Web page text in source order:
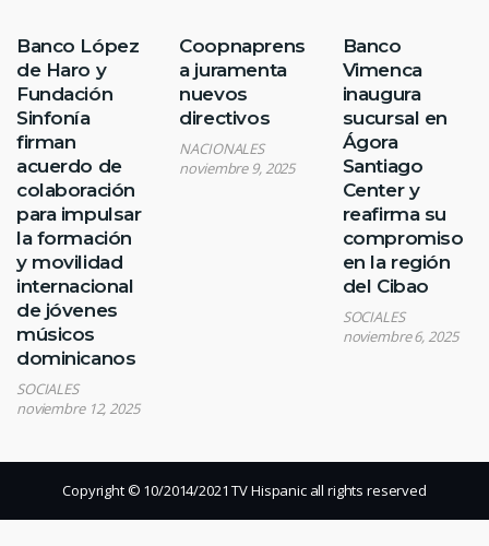
Banco López
de Haro y
Fundación
Sinfonía
firman
acuerdo de
colaboración
para impulsar
la formación
y movilidad
internacional
de jóvenes
músicos
dominicanos
SOCIALES
noviembre 12, 2025
Coopnaprens
a juramenta
nuevos
directivos
NACIONALES
noviembre 9, 2025
Banco
Vimenca
inaugura
sucursal en
Ágora
Santiago
Center y
reafirma su
compromiso
en la región
del Cibao
SOCIALES
noviembre 6, 2025
Copyright © 10/2014/2021 TV Hispanic all rights reserved